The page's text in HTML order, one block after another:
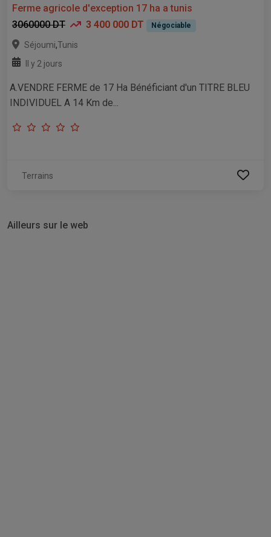
Ferme agricole d'exception 17 ha a tunis
3060000 DT
3 400 000 DT Négociable
Séjoumi,Tunis
Il y 2 jours
A.VENDRE FERME de 17 Ha Bénéficiant d'un TITRE BLEU
INDIVIDUEL A 14 Km de...
Terrains
Ailleurs sur le web